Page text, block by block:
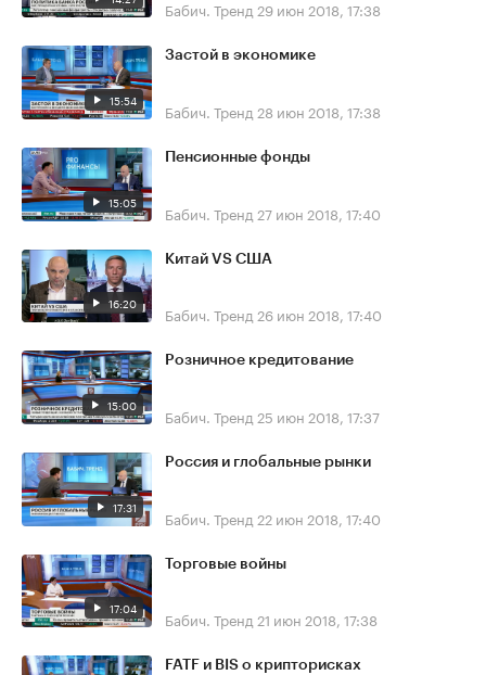
Бабич. Тренд 29 июн 2018, 17:38
15:54
Застой в экономике
Бабич. Тренд 28 июн 2018, 17:38
15:05
Пенсионные фонды
Бабич. Тренд 27 июн 2018, 17:40
16:20
Китай VS США
Бабич. Тренд 26 июн 2018, 17:40
15:00
Розничное кредитование
Бабич. Тренд 25 июн 2018, 17:37
17:31
Россия и глобальные рынки
Бабич. Тренд 22 июн 2018, 17:40
17:04
Торговые войны
Бабич. Тренд 21 июн 2018, 17:38
FATF и BIS о крипторисках